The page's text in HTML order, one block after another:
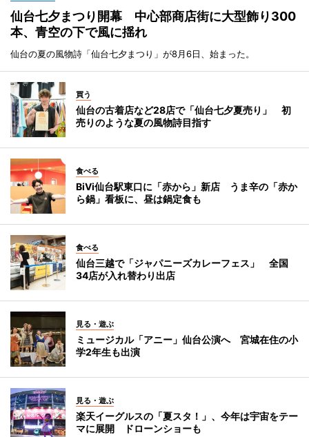
仙台七夕まつり開幕 中心部商店街に大型飾り300
本、青空の下で風に揺れ
仙台の夏の風物詩「仙台七夕まつり」が8月6日、始まった。
買う
仙台の古着店など28店で「仙台七夕夏売り」 初
売りのような夏の風物詩目指す
食べる
BiVi仙台駅東口に「赤から」新店 うま辛の「赤か
ら鍋」看板に、昼は鍋定食も
食べる
仙台三越で「ジャパニーズカレーフェス」 全国
34店が入れ替わり出店
見る・遊ぶ
ミュージカル「アニー」仙台公演へ 宮城在住の小
学2年生も出演
見る・遊ぶ
楽天イーグルスの「夏スタ！」、今年は宇宙をテー
マに展開 ドローンショーも